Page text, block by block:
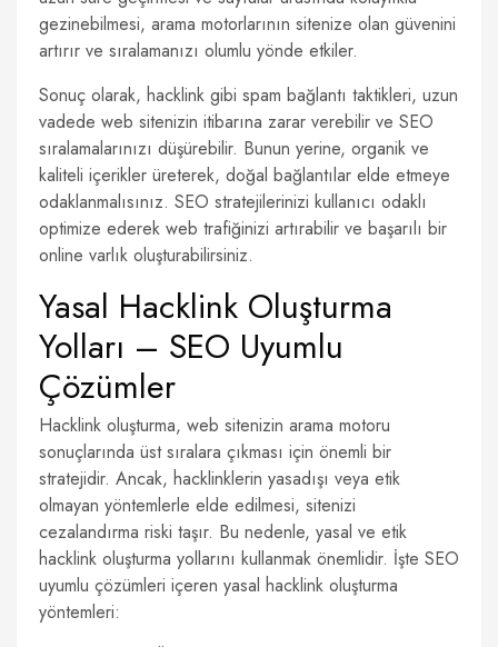
gezinebilmesi, arama motorlarının sitenize olan güvenini
artırır ve sıralamanızı olumlu yönde etkiler.
Sonuç olarak, hacklink gibi spam bağlantı taktikleri, uzun
vadede web sitenizin itibarına zarar verebilir ve SEO
sıralamalarınızı düşürebilir. Bunun yerine, organik ve
kaliteli içerikler üreterek, doğal bağlantılar elde etmeye
odaklanmalısınız. SEO stratejilerinizi kullanıcı odaklı
optimize ederek web trafiğinizi artırabilir ve başarılı bir
online varlık oluşturabilirsiniz.
Yasal Hacklink Oluşturma
Yolları – SEO Uyumlu
Çözümler
Hacklink oluşturma, web sitenizin arama motoru
sonuçlarında üst sıralara çıkması için önemli bir
stratejidir. Ancak, hacklinklerin yasadışı veya etik
olmayan yöntemlerle elde edilmesi, sitenizi
cezalandırma riski taşır. Bu nedenle, yasal ve etik
hacklink oluşturma yollarını kullanmak önemlidir. İşte SEO
uyumlu çözümleri içeren yasal hacklink oluşturma
yöntemleri: